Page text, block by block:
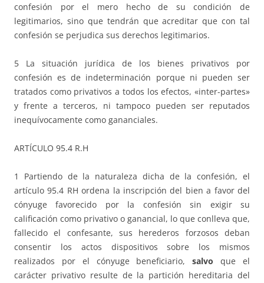
confesión por el mero hecho de su condición de
legitimarios, sino que tendrán que acreditar que con tal
confesión se perjudica sus derechos legitimarios.
5 La situación jurídica de los bienes privativos por
confesión es de indeterminación porque ni pueden ser
tratados como privativos a todos los efectos, «inter-partes»
y frente a terceros, ni tampoco pueden ser reputados
inequívocamente como gananciales.
ARTÍCULO 95.4 R.H
1 Partiendo de la naturaleza dicha de la confesión, el
artículo 95.4 RH ordena la inscripción del bien a favor del
cónyuge favorecido por la confesión sin exigir su
calificación como privativo o ganancial, lo que conlleva que,
fallecido el confesante, sus herederos forzosos deban
consentir los actos dispositivos sobre los mismos
realizados por el cónyuge beneficiario,salvo que el
carácter privativo resulte de la partición hereditaria del